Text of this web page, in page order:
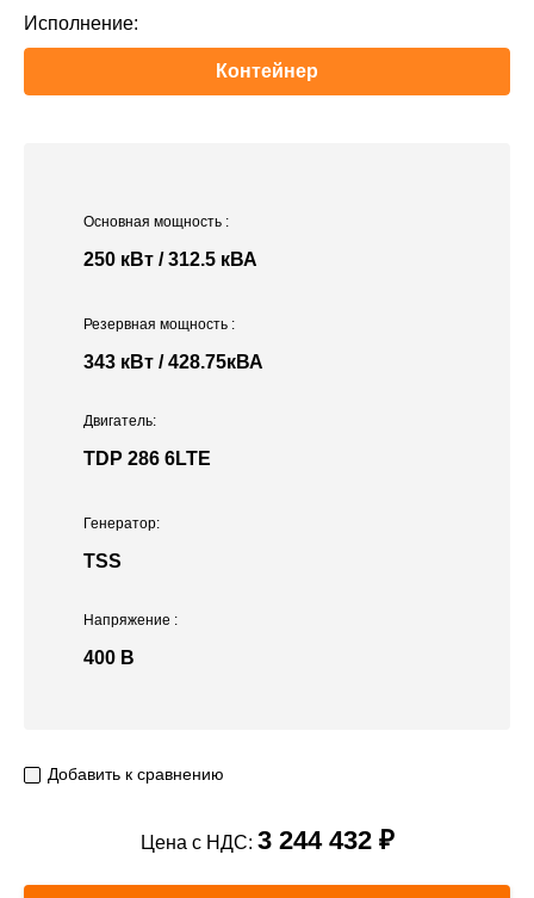
Исполнение:
Контейнер
Основная мощность :
250 кВт / 312.5 кВА
Двигатель:
TDP 286 6LTE
Напряжение :
400 В
Резервная мощность :
343 кВт / 428.75кВА
Генератор:
TSS
Добавить к сравнению
Цена с НДС: 3 244 432 ₽